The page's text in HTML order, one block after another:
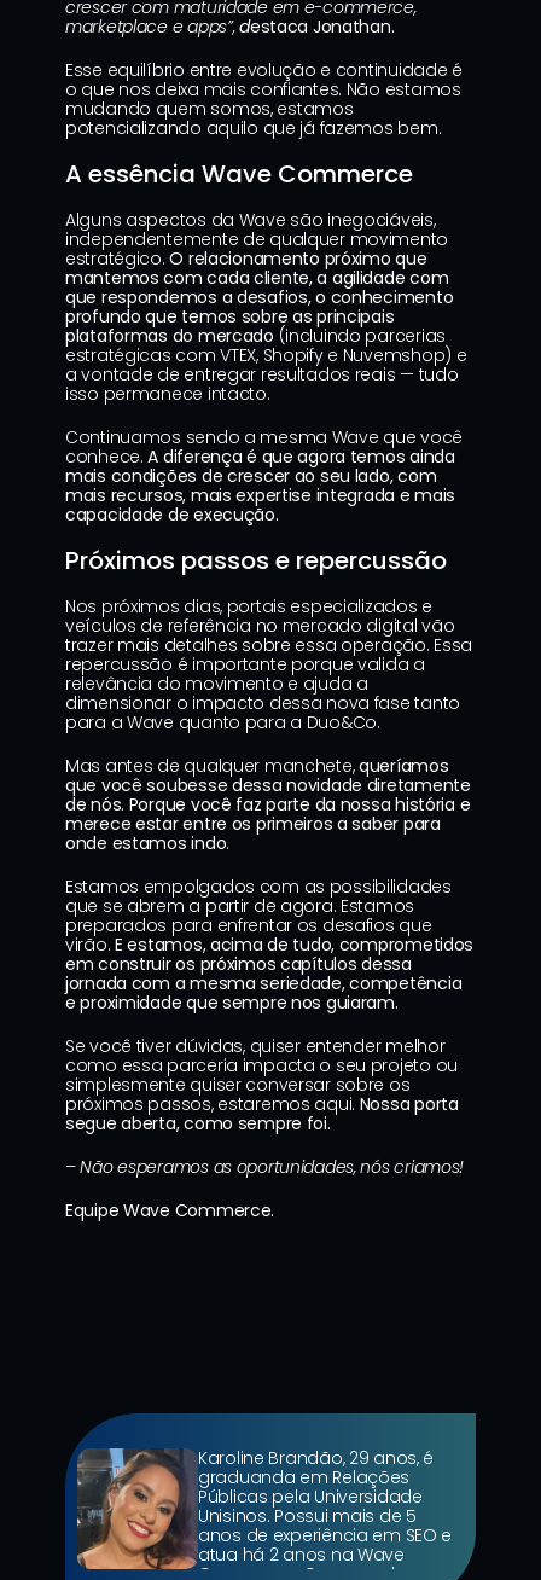
crescer com maturidade em e-commerce,
marketplace e apps”, destaca Jonathan.
Esse equilíbrio entre evolução e continuidade é
o que nos deixa mais confiantes. Não estamos
mudando quem somos, estamos
potencializando aquilo que já fazemos bem.
A essência Wave Commerce
Alguns aspectos da Wave são inegociáveis,
independentemente de qualquer movimento
estratégico. O relacionamento próximo que
mantemos com cada cliente, a agilidade com
que respondemos a desafios, o conhecimento
profundo que temos sobre as principais
plataformas do mercado (incluindo parcerias
estratégicas com VTEX, Shopify e Nuvemshop) e
a vontade de entregar resultados reais — tudo
isso permanece intacto.
Continuamos sendo a mesma Wave que você
conhece. A diferença é que agora temos ainda
mais condições de crescer ao seu lado, com
mais recursos, mais expertise integrada e mais
capacidade de execução.
Próximos passos e repercussão
Nos próximos dias, portais especializados e
veículos de referência no mercado digital vão
trazer mais detalhes sobre essa operação. Essa
repercussão é importante porque valida a
relevância do movimento e ajuda a
dimensionar o impacto dessa nova fase tanto
para a Wave quanto para a Duo&Co.
Mas antes de qualquer manchete, queríamos
que você soubesse dessa novidade diretamente
de nós. Porque você faz parte da nossa história e
merece estar entre os primeiros a saber para
onde estamos indo.
Estamos empolgados com as possibilidades
que se abrem a partir de agora. Estamos
preparados para enfrentar os desafios que
virão. E estamos, acima de tudo, comprometidos
em construir os próximos capítulos dessa
jornada com a mesma seriedade, competência
e proximidade que sempre nos guiaram.
Se você tiver dúvidas, quiser entender melhor
como essa parceria impacta o seu projeto ou
simplesmente quiser conversar sobre os
próximos passos, estaremos aqui. Nossa porta
segue aberta, como sempre foi.
– Não esperamos as oportunidades, nós criamos!
Equipe Wave Commerce.
Karoline Brandão, 29 anos, é
graduanda em Relações
Públicas pela Universidade
Unisinos. Possui mais de 5
anos de experiência em SEO e
atua há 2 anos na Wave
Commerce. Com amplo